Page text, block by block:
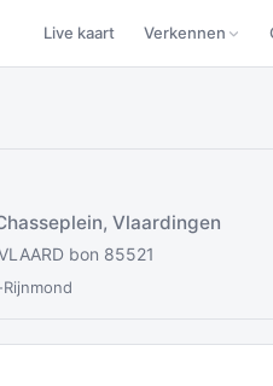
Live kaart Verkennen
Vlaardingen
bon 85521